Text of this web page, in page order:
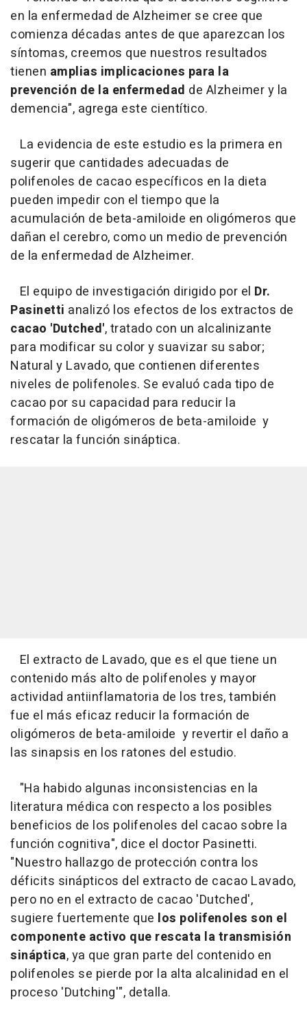
en la enfermedad de Alzheimer se cree que
comienza décadas antes de que aparezcan los
síntomas, creemos que nuestros resultados
tienen amplias implicaciones para la
prevención de la enfermedad de Alzheimer y la
demencia", agrega este cientítico.
La evidencia de este estudio es la primera en
sugerir que cantidades adecuadas de
polifenoles de cacao específicos en la dieta
pueden impedir con el tiempo que la
acumulación de beta-amiloide en oligómeros que
dañan el cerebro, como un medio de prevención
de la enfermedad de Alzheimer.
El equipo de investigación dirigido por el Dr.
Pasinetti analizó los efectos de los extractos de
cacao 'Dutched', tratado con un alcalinizante
para modificar su color y suavizar su sabor;
Natural y Lavado, que contienen diferentes
niveles de polifenoles. Se evaluó cada tipo de
cacao por su capacidad para reducir la
formación de oligómeros de beta-amiloide y
rescatar la función sináptica.
El extracto de Lavado, que es el que tiene un
contenido más alto de polifenoles y mayor
actividad antiinflamatoria de los tres, también
fue el más eficaz reducir la formación de
oligómeros de beta-amiloide y revertir el daño a
las sinapsis en los ratones del estudio.
"Ha habido algunas inconsistencias en la
literatura médica con respecto a los posibles
beneficios de los polifenoles del cacao sobre la
función cognitiva", dice el doctor Pasinetti.
"Nuestro hallazgo de protección contra los
déficits sinápticos del extracto de cacao Lavado,
pero no en el extracto de cacao 'Dutched',
sugiere fuertemente que los polifenoles son el
componente activo que rescata la transmisión
sináptica, ya que gran parte del contenido en
polifenoles se pierde por la alta alcalinidad en el
proceso 'Dutching'", detalla.